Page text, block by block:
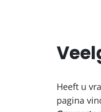
Heeft u
pagina